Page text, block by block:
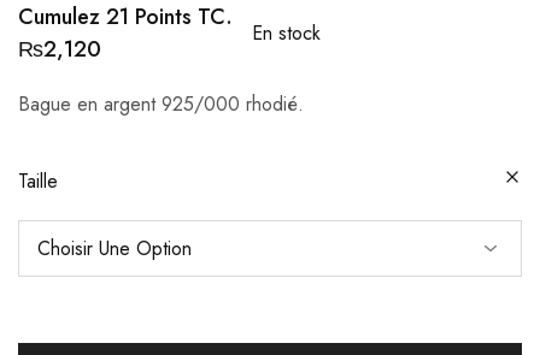
Cumulez 21 Points TC.
₨2,120
En stock
Bague en argent 925/000 rhodié.
Taille